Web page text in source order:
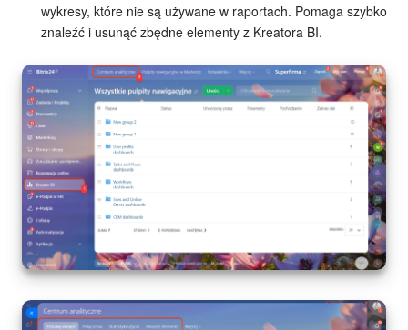
Subskrypcja
Aplikacja desktopowa
Widżet pracownika
Centrum Kontaktowe
Analityka CRM
Baza Wiedzy
CRM + Sklep internetowy
wykresy, które nie są używane w raportach. Pomaga szybko
znaleźć i usunąć zbędne elementy z Kreatora BI.